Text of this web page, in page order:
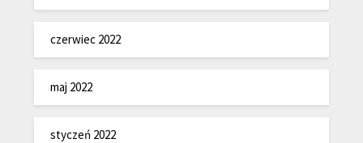
czerwiec 2022
maj 2022
styczeń 2022